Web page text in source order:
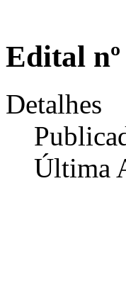
Edital nº
Detalhes
Última